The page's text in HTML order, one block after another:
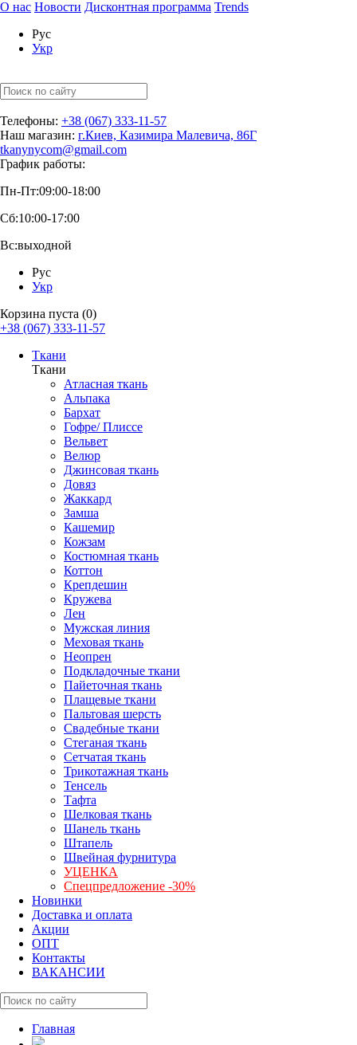
О нас Новости Дисконтная программа Trends
Рус
Укр
Телефоны: +38 (067) 333-11-57
Наш магазин: г.Киев, Казимира Малевича, 86Г
tkanynycom@gmail.com
График работы:
Пн-Пт:09:00-18:00
Сб:10:00-17:00
Вс:выходной
Рус
Укр
Корзина пуста (0)
+38 (067) 333-11-57
Ткани
Ткани
Атласная ткань
Альпака
Бархат
Гофре/ Плиссе
Вельвет
Велюр
Джинсовая ткань
Довяз
Жаккард
Замша
Кашемир
Кожзам
Костюмная ткань
Коттон
Крепдешин
Кружева
Лен
Мужская линия
Меховая ткань
Неопрен
Подкладочные ткани
Пайеточная ткань
Плащевые ткани
Пальтовая шерсть
Свадебные ткани
Стеганая ткань
Сетчатая ткань
Трикотажная ткань
Тенсель
Тафта
Шелковая ткань
Шанель ткань
Штапель
Швейная фурнитура
УЦЕНКА
Спецпредложение -30%
Новинки
Доставка и оплата
Акции
ОПТ
Контакты
ВАКАНСИИ
Главная